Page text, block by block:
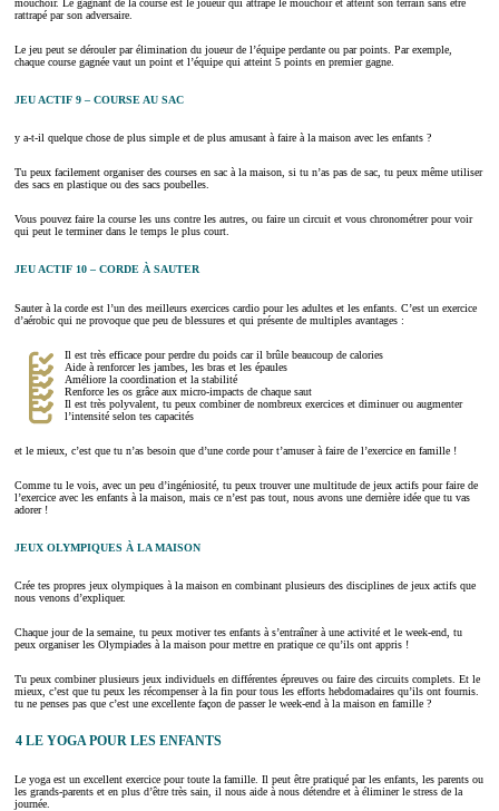
rattrapé par son adversaire.
Le jeu peut se dérouler par élimination du joueur de l’équipe perdante ou par points. Par exemple,
chaque course gagnée vaut un point et l’équipe qui atteint 5 points en premier gagne.
JEU ACTIF 9 – COURSE AU SAC
y a-t-il quelque chose de plus simple et de plus amusant à faire à la maison avec les enfants ?
Tu peux facilement organiser des courses en sac à la maison, si tu n’as pas de sac, tu peux même utiliser
des sacs en plastique ou des sacs poubelles.
Vous pouvez faire la course les uns contre les autres, ou faire un circuit et vous chronométrer pour voir
qui peut le terminer dans le temps le plus court.
JEU ACTIF 10 – CORDE À SAUTER
Sauter à la corde est l’un des meilleurs exercices cardio pour les adultes et les enfants. C’est un exercice
d’aérobic qui ne provoque que peu de blessures et qui présente de multiples avantages :
Il est très efficace pour perdre du poids car il brûle beaucoup de calories
Aide à renforcer les jambes, les bras et les épaules
Améliore la coordination et la stabilité
Renforce les os grâce aux micro-impacts de chaque saut
Il est très polyvalent, tu peux combiner de nombreux exercices et diminuer ou augmenter
l’intensité selon tes capacités
et le mieux, c’est que tu n’as besoin que d’une corde pour t’amuser à faire de l’exercice en famille !
Comme tu le vois, avec un peu d’ingéniosité, tu peux trouver une multitude de jeux actifs pour faire de
l’exercice avec les enfants à la maison, mais ce n’est pas tout, nous avons une dernière idée que tu vas
adorer !
JEUX OLYMPIQUES À LA MAISON
Crée tes propres jeux olympiques à la maison en combinant plusieurs des disciplines de jeux actifs que
nous venons d’expliquer.
Chaque jour de la semaine, tu peux motiver tes enfants à s’entraîner à une activité et le week-end, tu
peux organiser les Olympiades à la maison pour mettre en pratique ce qu’ils ont appris !
Tu peux combiner plusieurs jeux individuels en différentes épreuves ou faire des circuits complets. Et le
mieux, c’est que tu peux les récompenser à la fin pour tous les efforts hebdomadaires qu’ils ont fournis.
tu ne penses pas que c’est une excellente façon de passer le week-end à la maison en famille ?
4 LE YOGA POUR LES ENFANTS
Le yoga est un excellent exercice pour toute la famille. Il peut être pratiqué par les enfants, les parents ou
les grands-parents et en plus d’être très sain, il nous aide à nous détendre et à éliminer le stress de la
journée.